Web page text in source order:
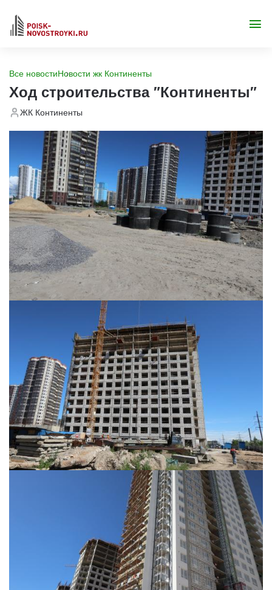
Все новостиНовости жк Континенты
Ход строительства "Континенты"
ЖК Континенты